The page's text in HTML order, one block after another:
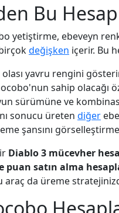
Bu
yetiştirme, ebeveyn
değişken içerir. Bu
olası yavru rengini
sahip olacağı
sürümüne ve
sonucu üreten diğer
şansını
Diablo 3 mücevher
puan satın alma
araç da üreme